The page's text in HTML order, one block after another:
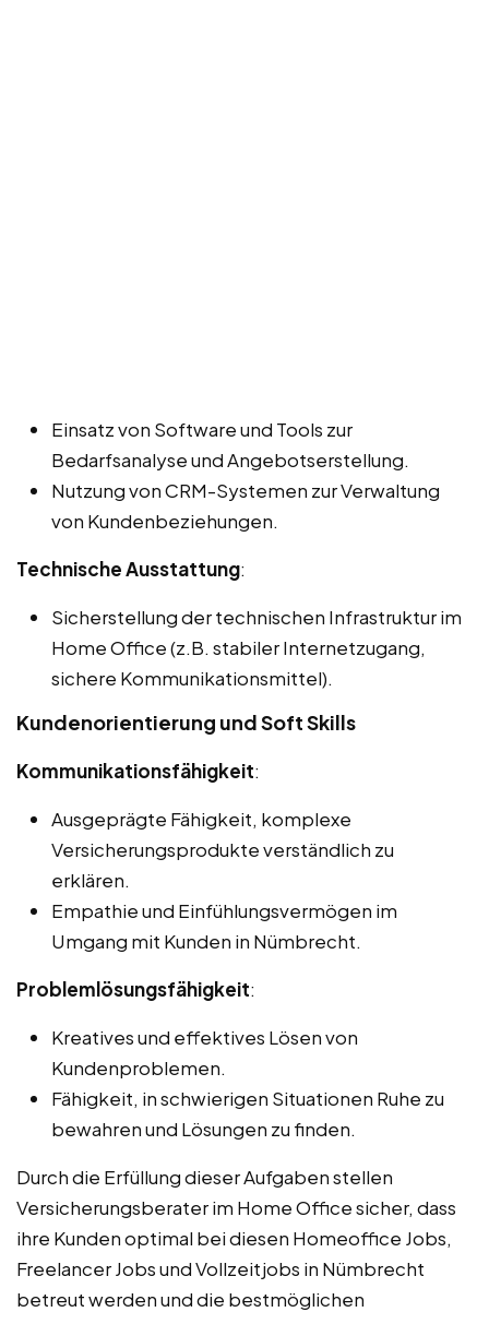
Einsatz von Software und Tools zur
Bedarfsanalyse und Angebotserstellung.
Nutzung von CRM-Systemen zur Verwaltung
von Kundenbeziehungen.
Technische Ausstattung:
Sicherstellung der technischen Infrastruktur im
Home Office (z.B. stabiler Internetzugang,
sichere Kommunikationsmittel).
Kundenorientierung und Soft Skills
Kommunikationsfähigkeit:
Ausgeprägte Fähigkeit, komplexe
Versicherungsprodukte verständlich zu
erklären.
Empathie und Einfühlungsvermögen im
Umgang mit Kunden in Nümbrecht.
Problemlösungsfähigkeit:
Kreatives und effektives Lösen von
Kundenproblemen.
Fähigkeit, in schwierigen Situationen Ruhe zu
bewahren und Lösungen zu finden.
Durch die Erfüllung dieser Aufgaben stellen
Versicherungsberater im Home Office sicher, dass
ihre Kunden optimal bei diesen Homeoffice Jobs,
Freelancer Jobs und Vollzeitjobs in Nümbrecht
betreut werden und die bestmöglichen